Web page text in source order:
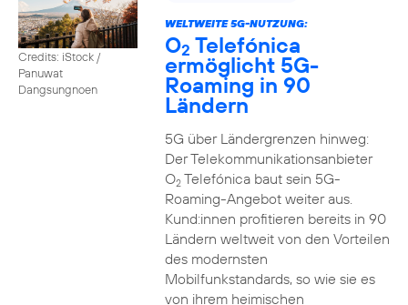
Credits: iStock /
Panuwat
Dangsungnoen
WELTWEITE 5G-NUTZUNG:
O2 Telefónica
ermöglicht 5G-
Roaming in 90
Ländern
5G über Ländergrenzen hinweg:
Der Telekommunikationsanbieter
O2Telefónica baut sein 5G-
Roaming-Angebot weiter aus.
Kund:innen profitieren bereits in 90
Ländern weltweit von den Vorteilen
des modernsten
Mobilfunkstandards, so wie sie es
von ihrem heimischen